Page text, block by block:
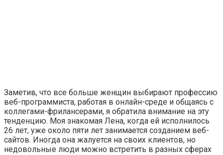
Заметив, что все больше женщин выбирают профессию
веб-программиста, работая в онлайн-среде и общаясь с
коллегами-фрилансерами, я обратила внимание на эту
тенденцию. Моя знакомая Лена, когда ей исполнилось
26 лет, уже около пяти лет занимается созданием веб-
сайтов. Иногда она жалуется на своих клиентов, но
недовольные люди можно встретить в разных сферах